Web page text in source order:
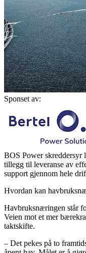
Sponset av:
BOS Power skreddersyr
tillegg til leveranse av
support gjennom hele
Hvordan kan
Havbruksnæringen står
Veien mot et mer
taktskifte.
– Det pekes på to